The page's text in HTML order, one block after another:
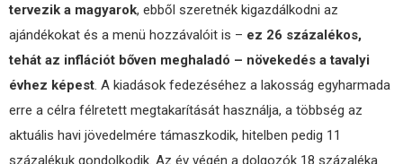
tervezik a magyarok, ebből szeretnék kigazdálkodni az
ajándékokat és a menü hozzávalóit is – ez 26 százalékos,
tehát az inflációt bőven meghaladó – növekedés a tavalyi
évhez képest. A kiadások fedezéséhez a lakosság egyharmada
erre a célra félretett megtakarítását használja, a többség az
aktuális havi jövedelmére támaszkodik, hitelben pedig 11
százalékuk gondolkodik. Az év végén a dolgozók 18 százaléka